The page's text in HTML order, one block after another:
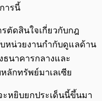
ารนี้
ตัดสินใจเกี่ยวกับกฎ
หน่วยงานกำกับดูแลด้าน
ธนาคารกลางและ
ลักทรัพย์มาเลเซีย
ะหยิบยกประเด็นนี้ขึ้นมา